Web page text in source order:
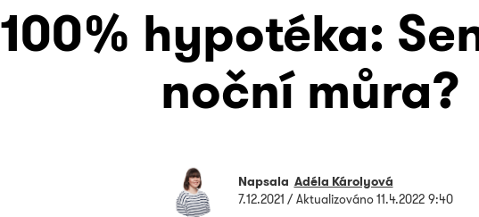
100% hypotéka:
noční můra?
Napsala Adéla Károlyová
7.12.2021 / Aktualizováno11.4.2022 9:40